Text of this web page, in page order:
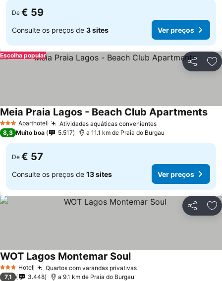
De € 59
Consulte os preços de 3 sites Ver preços
Partilhar
Escolha popular
3 EstrelasAparthotel Atividades aquáticas convenientes
Meia Praia Lagos - Beach Club Apartments
8,3 Muito boa 5.517 a 11.1 km de Praia do Burgau
De € 57
Consulte os preços de 13 sites Ver preços
Partilhar
3 EstrelasHotel Quartos com varandas privativas
WOT Lagos Montemar Soul
7,1 3.448 a 9.1 km de Praia do Burgau